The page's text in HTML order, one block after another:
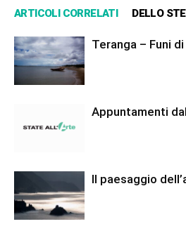
ARTICOLI CORRELATI DELLO
Teranga – Funi
Appuntamenti
Il paesaggio